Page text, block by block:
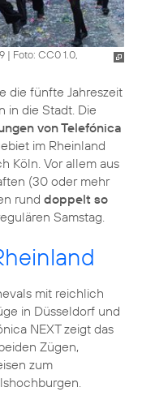
| Foto: CC0 1.0,
die fünfte Jahreszeit
in die Stadt. Die
von Telefónica
im Rheinland
Köln. Vor allem aus
(30 oder mehr
rund doppelt so
Samstag.
mit reichlich
in Düsseldorf und
NEXT zeigt das
Zügen,
zum